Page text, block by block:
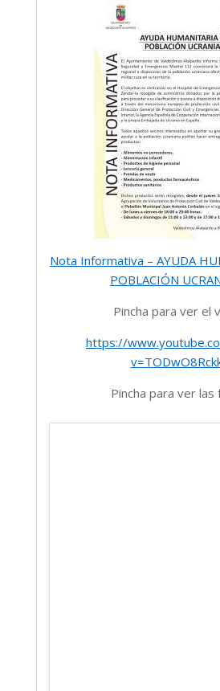
Nota Informativa – AYUDA
POBLACIÓN
Pincha para ver el
https://
Pincha para ver las